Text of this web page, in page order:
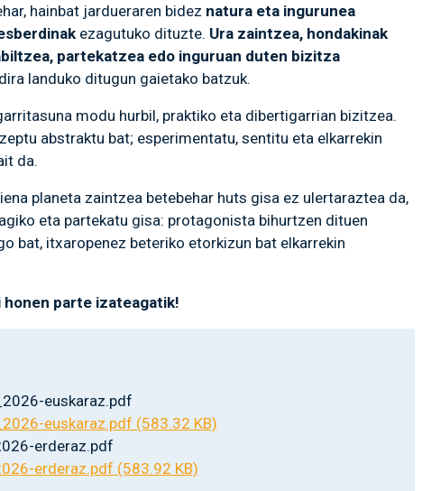
hainbat jardueraren bidez natura eta ingurunea
ezagutuko dituzte. Ura zaintzea, hondakinak
partekatzea edo inguruan duten bizitza
landuko ditugun gaietako batzuk.
modu hurbil, praktiko eta dibertigarrian bizitzea.
abstraktu bat; esperimentatu, sentitu eta elkarrekin
da.
planeta zaintzea betebehar huts gisa ez ulertaraztea da,
eta partekatu gisa: protagonista bihurtzen dituen
bat, itxaropenez beteriko etorkizun bat elkarrekin
honen parte izateagatik!
euskaraz.pdf
euskaraz.pdf (583.32 KB)
erderaz.pdf
erderaz.pdf (583.92 KB)